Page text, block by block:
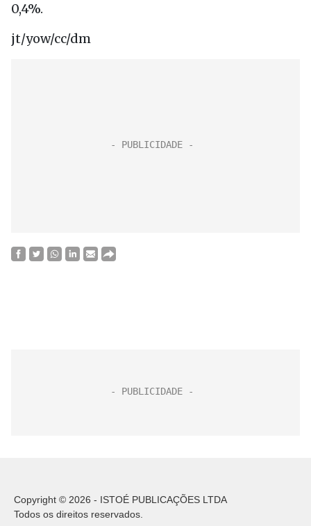
0,4%.
jt/yow/cc/dm
Copyright © 2026 - ISTOÉ PUBLICAÇÕES LTDA
Todos os direitos reservados.